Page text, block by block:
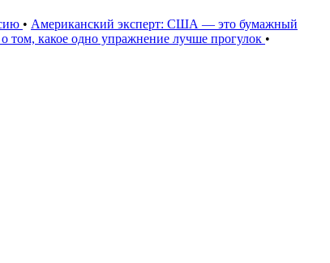
• Американский эксперт: США — это бумажный
том, какое одно упражнение лучше прогулок •